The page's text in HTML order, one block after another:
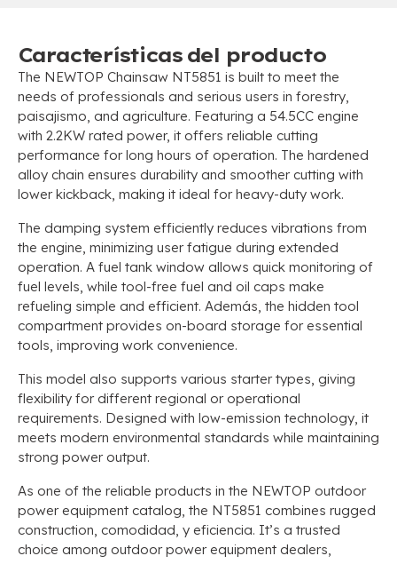
Características del producto
The NEWTOP Chainsaw NT5851 is built to meet the
needs of professionals and serious users in forestry,
paisajismo, and agriculture. Featuring a 54.5CC engine
with 2.2KW rated power, it offers reliable cutting
performance for long hours of operation. The hardened
alloy chain ensures durability and smoother cutting with
lower kickback, making it ideal for heavy-duty work.
The damping system efficiently reduces vibrations from
the engine, minimizing user fatigue during extended
operation. A fuel tank window allows quick monitoring of
fuel levels, while tool-free fuel and oil caps make
refueling simple and efficient. Además, the hidden tool
compartment provides on-board storage for essential
tools, improving work convenience.
This model also supports various starter types, giving
flexibility for different regional or operational
requirements. Designed with low-emission technology, it
meets modern environmental standards while maintaining
strong power output.
As one of the reliable products in the NEWTOP outdoor
power equipment catalog, the NT5851 combines rugged
construction, comodidad, y eficiencia. It’s a trusted
choice among outdoor power equipment dealers,